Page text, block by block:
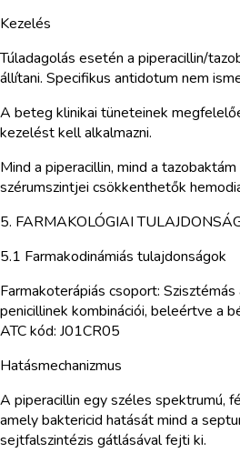
Kezelés
Túladagolás esetén a piperacillin/
állítani. Specifikus antidotum nem
A beteg klinikai tüneteinek
kezelést kell alkalmazni.
Mind a piperacillin, mind a
szérumszintjei csökkenthetők
5. FARMAKOLÓGIAI
5.1 Farmakodinámiás tulajdonságok
Farmakoterápiás csoport:
penicillinek kombinációi, beleértve a
ATC kód: J01CR05
Hatásmechanizmus
A piperacillin egy széles spektrumú,
amely baktericid hatását mind a
sejtfalszintézis gátlásával fejti ki.